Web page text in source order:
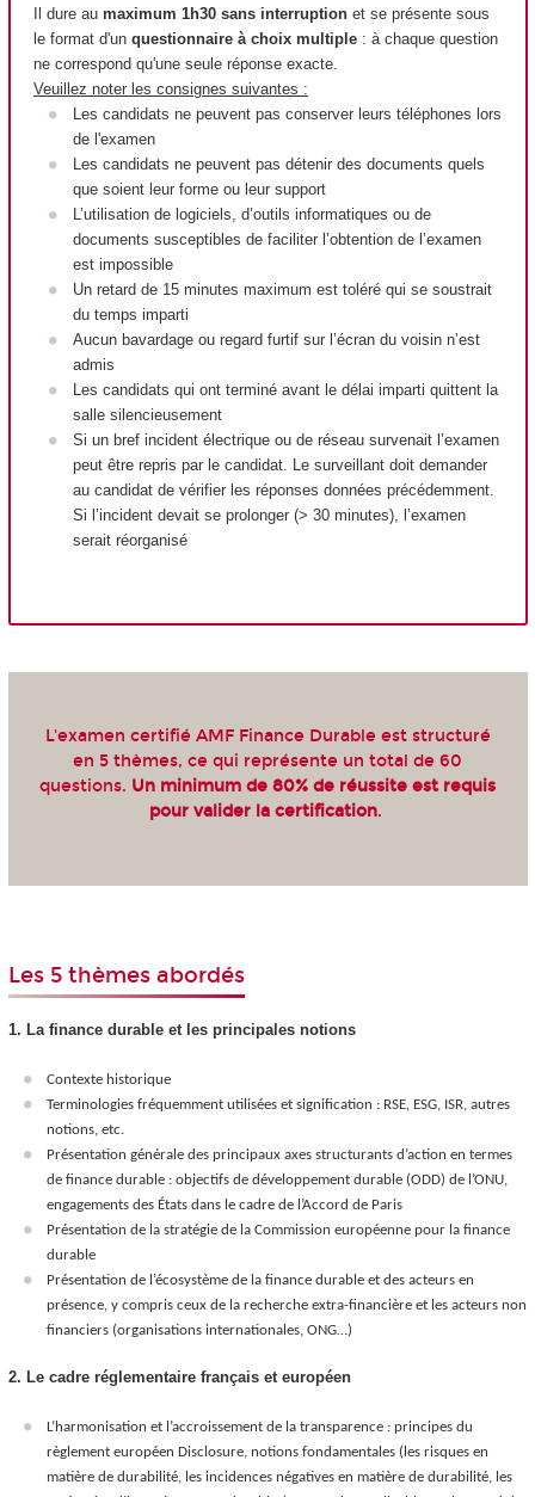
Il dure au maximum 1h30 sans interruption et se présente sous
le format d'un questionnaire à choix multiple : à chaque question
ne correspond qu'une seule réponse exacte.
Veuillez noter les consignes suivantes :
Les candidats ne peuvent pas conserver leurs téléphones lors
de l'examen
Les candidats ne peuvent pas détenir des documents quels
que soient leur forme ou leur support
L’utilisation de logiciels, d’outils informatiques ou de
documents susceptibles de faciliter l’obtention de l’examen
est impossible
Un retard de 15 minutes maximum est toléré qui se soustrait
du temps imparti
Aucun bavardage ou regard furtif sur l’écran du voisin n’est
admis
Les candidats qui ont terminé avant le délai imparti quittent la
salle silencieusement
Si un bref incident électrique ou de réseau survenait l’examen
peut être repris par le candidat. Le surveillant doit demander
au candidat de vérifier les réponses données précédemment.
Si l’incident devait se prolonger (> 30 minutes), l’examen
serait réorganisé
L'examen certifié AMF Finance Durable est structuré
en 5 thèmes, ce qui représente un total de 60
questions. Un minimum de 80% de réussite est requis
pour valider la certification.
Les 5 thèmes abordés
1. La finance durable et les principales notions
Contexte historique
Terminologies fréquemment utilisées et signification : RSE, ESG, ISR, autres
notions, etc.
Présentation générale des principaux axes structurants d’action en termes
de finance durable : objectifs de développement durable (ODD) de l’ONU,
engagements des États dans le cadre de l’Accord de Paris
Présentation de la stratégie de la Commission européenne pour la finance
durable
Présentation de l’écosystème de la finance durable et des acteurs en
présence, y compris ceux de la recherche extra-financière et les acteurs non
financiers (organisations internationales, ONG…)
2. Le cadre réglementaire français et européen
L’harmonisation et l’accroissement de la transparence : principes du
règlement européen Disclosure, notions fondamentales (les risques en
matière de durabilité, les incidences négatives en matière de durabilité, les